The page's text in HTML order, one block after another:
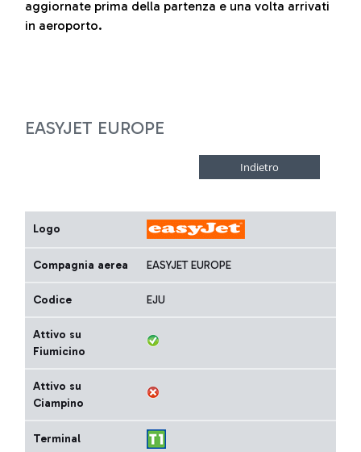
aggiornate prima della partenza e una volta arrivati
in aeroporto.
EASYJET EUROPE
Logo
Compagnia aerea EASYJET EUROPE
Codice EJU
Attivo su
Fiumicino
Attivo su
Ciampino
Terminal